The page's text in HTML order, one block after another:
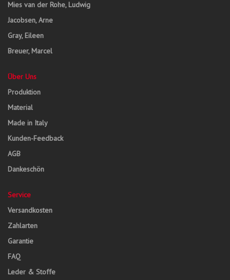
Mies van der Rohe, Ludwig
Jacobsen, Arne
Gray, Eileen
Breuer, Marcel
Über Uns
Produktion
Material
Made in Italy
Kunden-Feedback
AGB
Dankeschön
Service
Versandkosten
Zahlarten
Garantie
FAQ
Leder & Stoffe